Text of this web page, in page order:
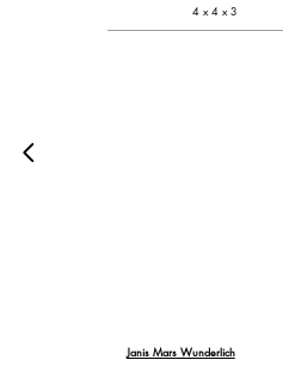
4 x 4 x 3
Janis Mars Wunderlich